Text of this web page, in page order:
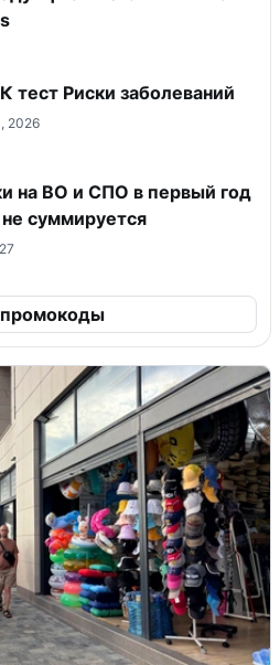
тест Риски заболеваний
2026
на ВО и СПО в первый год
суммируется